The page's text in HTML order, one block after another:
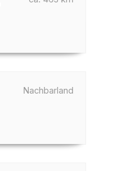
Nachbarland